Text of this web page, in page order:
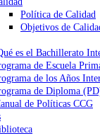
Política de Calidad
Objetivos de
es el Bachillerato
de Escuela
de los Años
de Diploma
de Políticas CCG